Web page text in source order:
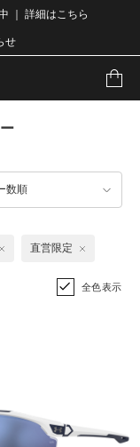
｜ 詳細はこちら
せ
数順
直営限定
全色表示